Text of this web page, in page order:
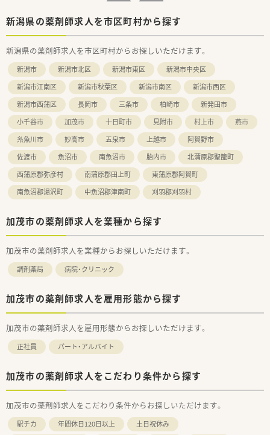
新潟県の薬剤師求人を市区町村から探す
新潟県の薬剤師求人を市区町村からお探しいただけます。
新潟市 新潟市北区 新潟市東区
新潟市中央区
新潟市江南区
新潟市秋葉区 新潟市南区
新潟市西区
新潟市西蒲区
長岡市 三条市 柏崎市
新発田市
小千谷市
加茂市 十日町市 見附市 村上市
燕市
糸魚川市
妙高市 五泉市 上越市
阿賀野市
佐渡市
魚沼市 南魚沼市 胎内市
北蒲原郡聖籠町
西蒲原郡弥彦村
南蒲原郡田上町
東蒲原郡阿賀町
南魚沼郡湯沢町
中魚沼郡津南町 刈羽郡刈羽村
加茂市の薬剤師求人を業種から探す
加茂市の薬剤師求人を業種からお探しいただけます。
調剤薬局 病院・クリニック
加茂市の薬剤師求人を雇用形態から探す
加茂市の薬剤師求人を雇用形態からお探しいただけます。
正社員 パート・アルバイト
加茂市の薬剤師求人をこだわり条件から探す
加茂市の薬剤師求人をこだわり条件からお探しいただけます。
駅チカ 年間休日120日以上
土日祝休み